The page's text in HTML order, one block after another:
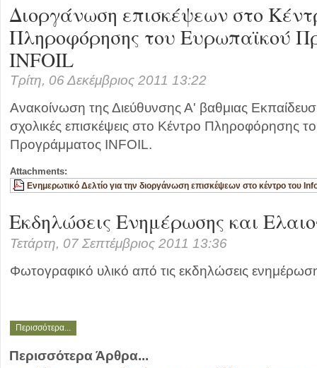
Διοργάνωση επισκέψεων στο
Πληροφόρησης του Ευρωπαϊκού
INFOIL
Τρίτη, 06 Δεκέμβριος 2011 13:22
Aνακοίνωση της Διεύθυνσης Α' βαθμιας
σχολικές επισκέψεις στο Κέντρο Πληροφόρησης
Προγράμματος INFOIL.
Attachments:
Ενημερωτικό Δελτίο για την διοργάνωση επισκέψεων στο κέντρο του
Εκδηλώσεις Ενημέρωσης και
Τετάρτη, 07 Σεπτέμβριος 2011 13:36
Φωτογραφικό υλικό από τις εκδηλώσεις
Περισσότερα...
Περισσότερα Άρθρα...